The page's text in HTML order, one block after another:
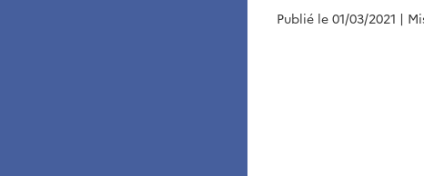
Publié le 01/03/2021 |